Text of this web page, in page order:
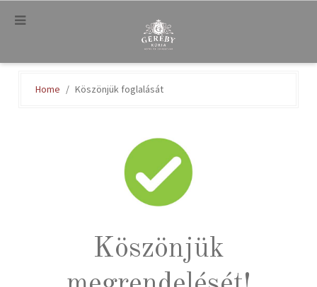
.
Home Köszönjük foglalását
Köszönjük